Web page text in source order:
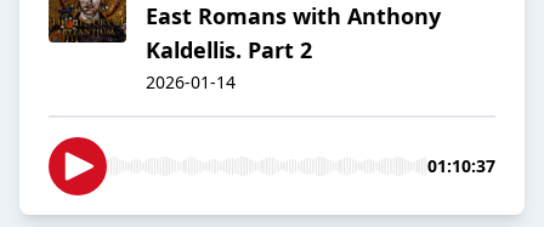
East Romans with Anthony
Kaldellis. Part 2
2026-01-14
01:10:37